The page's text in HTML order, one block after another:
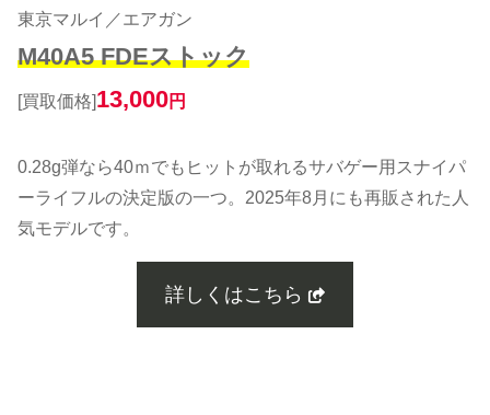
東京マルイ／エアガン
M40A5 FDEストック
[買取価格]13,000円
0.28g弾なら40ｍでもヒットが取れるサバゲー用スナイパ
ーライフルの決定版の一つ。2025年8月にも再販された人
気モデルです。
詳しくはこちら